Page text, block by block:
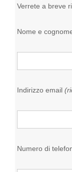
Verrete a breve
Nome e
Indirizzo email
Numero di